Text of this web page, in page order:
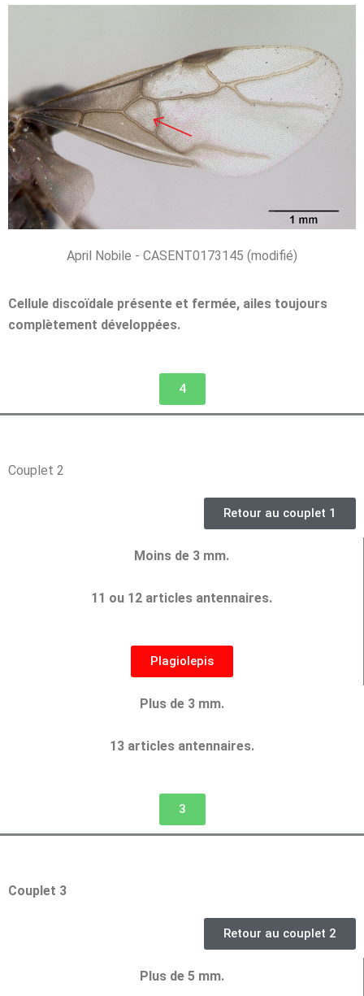
April Nobile - CASENT0173145 (modifié)
Cellule discoïdale présente et fermée, ailes toujours
complètement développées.
4
Couplet 2
Retour au couplet 1
Moins de 3 mm.
11 ou 12 articles antennaires.
Plagiolepis
Plus de 3 mm.
13 articles antennaires.
3
Couplet 3
Retour au couplet 2
Plus de 5 mm.